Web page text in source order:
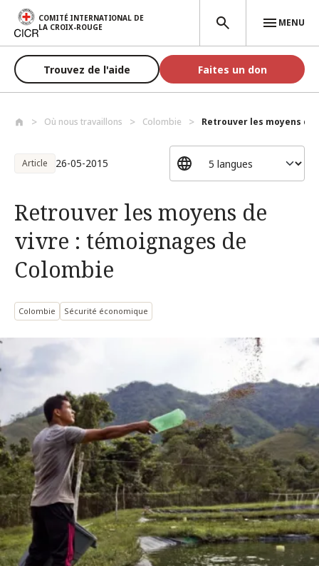
Aller au contenu principal
COMITÉ INTERNATIONAL DE
LA CROIX-ROUGE
MENU
Trouvez de l'aide Faites un don
Où nous travaillons Colombie Retrouver les moyens
Article 26-05-2015
Retrouver les moyens de
vivre : témoignages de
Colombie
Colombie Sécurité économique